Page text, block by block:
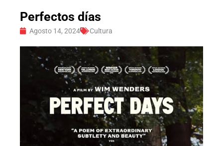
Perfectos días
Agosto 14, 2024 Cultura